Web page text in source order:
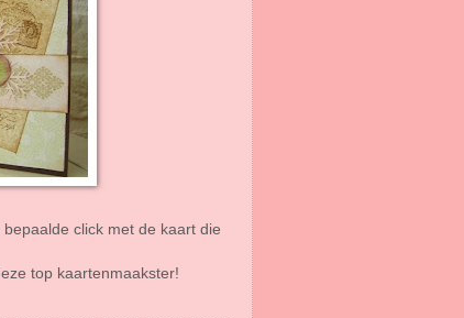
click met de kaart die
top kaartenmaakster!